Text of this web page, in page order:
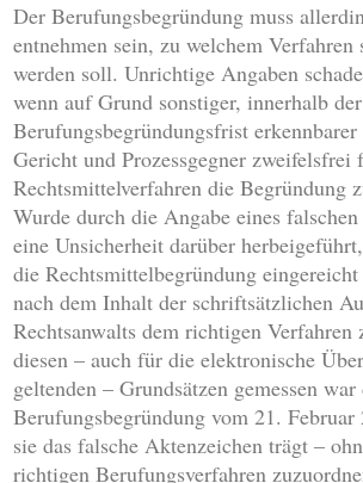
Der Berufungsbegründung muss
entnehmen sein, zu welchem Verfahren
werden soll. Unrichtige Angaben
wenn auf Grund sonstiger, innerhalb der
Berufungsbegründungsfrist
Gericht und Prozessgegner zweifelsfrei
Rechtsmittelverfahren die Begründung
Wurde durch die Angabe eines
eine Unsicherheit darüber
die Rechtsmittelbegründung
nach dem Inhalt der schriftsätzlichen
Rechtsanwalts dem richtigen Verfahren
diesen – auch für die elektronische
geltenden – Grundsätzen gemessen war
Berufungsbegründung vom 21. Februar
sie das falsche Aktenzeichen trägt –
richtigen Berufungsverfahren